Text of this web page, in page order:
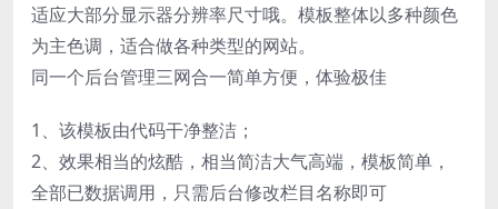
适应大部分显示器分辨率尺寸哦。模板整体以多种颜色
为主色调，适合做各种类型的网站。
同一个后台管理三网合一简单方便，体验极佳
1、该模板由代码干净整洁；
2、效果相当的炫酷，相当简洁大气高端，模板简单，
全部已数据调用，只需后台修改栏目名称即可